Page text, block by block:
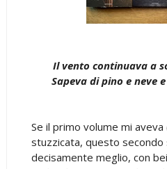
Il vento continuava a
Sapeva di pino e neve
Se il primo volume mi
stuzzicata, questo secondo
decisamente meglio, con